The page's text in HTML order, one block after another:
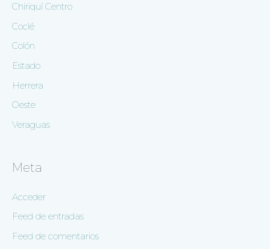
Chiriquí Centro
Coclé
Colón
Estado
Herrera
Oeste
Veraguas
Meta
Acceder
Feed de entradas
Feed de comentarios